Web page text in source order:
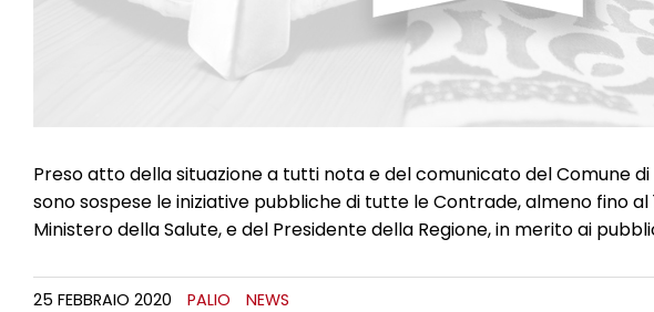
Preso atto della situazione a tutti nota e del comunicato del Comune
sono sospese le iniziative pubbliche di tutte le Contrade, almeno fino
Ministero della Salute, e del Presidente della Regione, in merito ai
25 FEBBRAIO 2020 PALIO NEWS